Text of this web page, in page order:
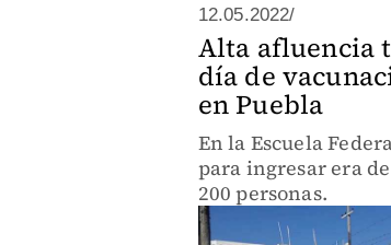
12.05.2022/
Alta afluencia
día de
en Puebla
En la Escuela
para ingresar era
200 personas.